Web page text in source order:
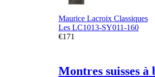
Maurice Lacroix Classiques
Les LC1013-SY011-160
€171
Montres suisses à